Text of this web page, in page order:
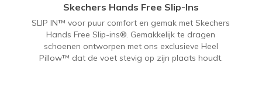
Skechers Hands Free Slip-Ins
SLIP IN™ voor puur comfort en gemak met Skechers
Hands Free Slip-ins®. Gemakkelijk te dragen
schoenen ontworpen met ons exclusieve Heel
Pillow™ dat de voet stevig op zijn plaats houdt.